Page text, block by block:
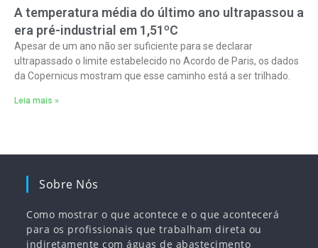
A temperatura média do último ano ultrapassou a
era pré-industrial em 1,51ºC
Apesar de um ano não ser suficiente para se declarar
ultrapassado o limite estabelecido no Acordo de Paris, os dados
da Copernicus mostram que esse caminho está a ser trilhado.
Leia mais »
Sobre Nós
Como mostrar o que acontece e o que acontecerá
para os profissionais que trabalham direta ou
indiretamente com águas de abastecimento